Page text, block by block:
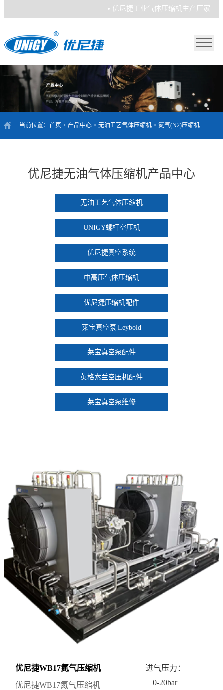
优尼捷工业气体压缩机生产厂家
当前位置： 首页 > 产品中心> 无油工艺气体压缩机> 氮气(N2)压缩机
优尼捷无油气体压缩机产品中心
无油工艺气体压缩机
UNIGY螺杆空压机
优尼捷真空系统
中高压气体压缩机
优尼捷压缩机配件
莱宝真空泵|Leybold
莱宝真空泵配件
英格索兰空压机配件
莱宝真空泵维修
优尼捷WB17氮气压缩机
优尼捷WB17氮气压缩机
进气压力：
0-20bar